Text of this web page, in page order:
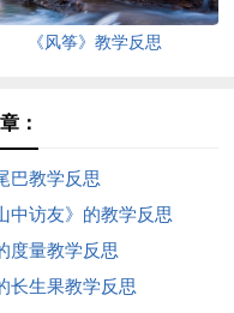
《风筝》教学反思
：
巴教学反思
中访友》的教学反思
度量教学反思
长生果教学反思